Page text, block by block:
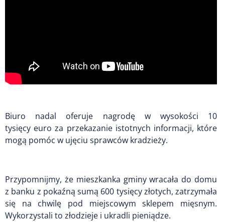
Biuro nadal oferuje nagrodę w wysokości 10
tysięcy euro za przekazanie istotnych informacji, które
mogą pomóc w ujęciu sprawców kradzieży.
Przypomnijmy, że mieszkanka gminy wracała do domu
z banku z pokaźną sumą 600 tysięcy złotych, zatrzymała
się na chwilę pod miejscowym sklepem mięsnym.
Wykorzystali to złodzieje i ukradli pieniądze.